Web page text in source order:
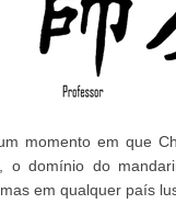
momento em que
o domínio do
em qualquer país